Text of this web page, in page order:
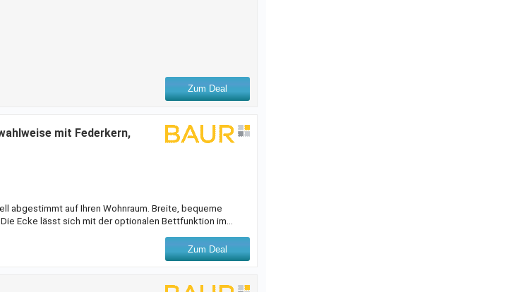
Zum Deal
mit Federkern,
abgestimmt auf Ihren Wohnraum. Breite, bequeme
Ecke lässt sich mit der optionalen Bettfunktion im
atmungsaktive Polyätherschaum-
Zum Deal